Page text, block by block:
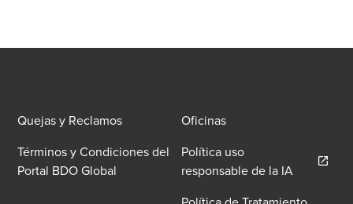
Quejas y Reclamos
Oficinas
Términos y Condiciones del
Portal BDO Global
Política uso
responsable de la IA Opens in